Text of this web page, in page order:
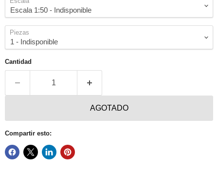
Piezas
Cantidad
AGOTADO
Compartir esto: